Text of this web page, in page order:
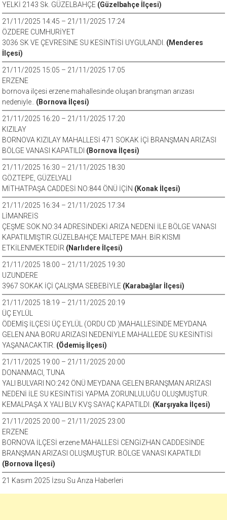
YELKİ 2143 Sk. GÜZELBAHÇE (Güzelbahçe İlçesi)
21/11/2025 14:45 – 21/11/2025 17:24
ÖZDERE CUMHURİYET
3036 SK VE ÇEVRESİNE SU KESİNTİSİ UYGULANDI. (Menderes
İlçesi)
21/11/2025 15:05 – 21/11/2025 17:05
ERZENE
bornova ilçesi erzene mahallesinde oluşan branşman arızası
nedeniyle.. (Bornova İlçesi)
21/11/2025 16:20 – 21/11/2025 17:20
KIZILAY
BORNOVA KIZILAY MAHALLESİ 471 SOKAK İÇİ BRANŞMAN ARIZASI
BÖLGE VANASI KAPATILDI (Bornova İlçesi)
21/11/2025 16:30 – 21/11/2025 18:30
GÖZTEPE, GÜZELYALI
MİTHATPAŞA CADDESİ NO:844 ÖNÜ İÇİN (Konak İlçesi)
21/11/2025 16:34 – 21/11/2025 17:34
LİMANREİS
ÇEŞME SOK.NO:34 ADRESİNDEKİ ARIZA NEDENİ İLE BÖLGE VANASI
KAPATILMIŞTIR.GÜZELBAHÇE MALTEPE MAH. BİR KISMI
ETKİLENMEKTEDİR (Narlıdere İlçesi)
21/11/2025 18:00 – 21/11/2025 19:30
UZUNDERE
3967 SOKAK İÇİ ÇALIŞMA SEBEBİYLE (Karabağlar İlçesi)
21/11/2025 18:19 – 21/11/2025 20:19
ÜÇ EYLÜL
ÖDEMİŞ İLÇESİ ÜÇ EYLÜL (ORDU CD )MAHALLESİNDE MEYDANA
GELEN ANA BORU ARIZASI NEDENİYLE MAHALLEDE SU KESİNTİSİ
YAŞANACAKTIR. (Ödemiş İlçesi)
21/11/2025 19:00 – 21/11/2025 20:00
DONANMACI, TUNA
YALI BULVARI NO:242 ÖNÜ MEYDANA GELEN BRANŞMAN ARIZASI
NEDENİ İLE SU KESİNTİSİ YAPMA ZORUNLULUĞU OLUŞMUŞTUR.
KEMALPAŞA X YALI BLV KVŞ SAYAÇ KAPATILDI. (Karşıyaka İlçesi)
21/11/2025 20:00 – 21/11/2025 23:00
ERZENE
BORNOVA İLÇESİ erzene MAHALLESİ CENGİZHAN CADDESİNDE
BRANŞMAN ARIZASI OLUŞMUŞTUR. BÖLGE VANASI KAPATILDI
(Bornova İlçesi)
21 Kasım 2025 İzsu Su Arıza Haberleri